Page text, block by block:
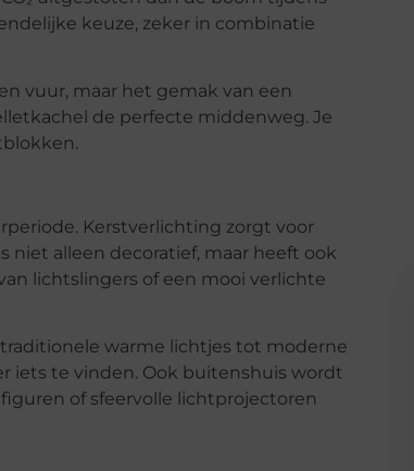
keuze, zeker in combinatie
vuur, maar het gemak van een
de perfecte middenweg. Je
Kerstverlichting zorgt voor
niet alleen decoratief, maar heeft ook
lichtslingers of een mooi verlichte
warme lichtjes tot moderne
iets te vinden. Ook buitenshuis wordt
of sfeervolle lichtprojectoren